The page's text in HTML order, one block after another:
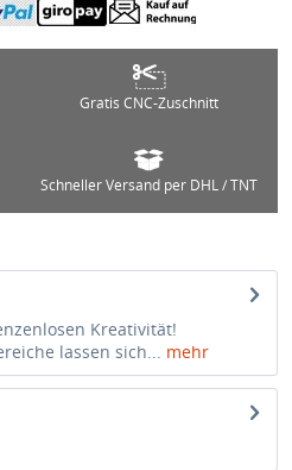
Gratis CNC-Zuschnitt
Schneller Versand per DHL / TNT
Kreativität!
lassen sich... mehr